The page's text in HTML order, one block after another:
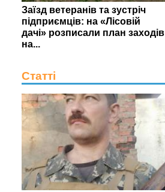
Заїзд ветеранів та зустріч
підприємців: на «Лісовій
дачі» розписали план заходів
на...
Статті